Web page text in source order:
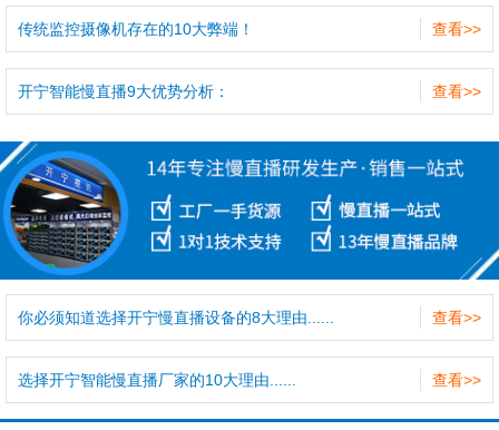
查看>>
传统监控摄像机存在的10大弊端！
查看>>
开宁智能慢直播9大优势分析：
查看>>
你必须知道选择开宁慢直播设备的8大理由......
查看>>
选择开宁智能慢直播厂家的10大理由......